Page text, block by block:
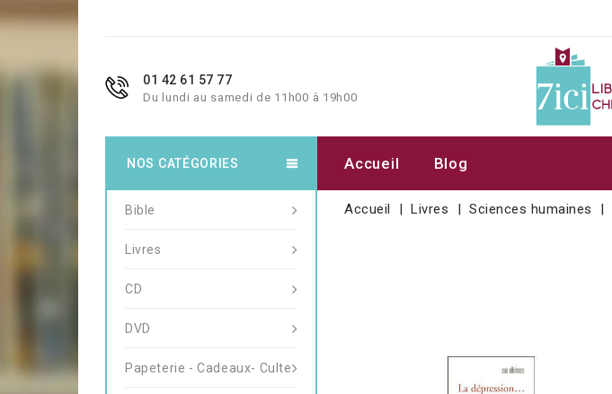
01 42 61 57 77
Du lundi au samedi de 11h00 à 19h00
Accueil Blog
Accueil Livres Sciences humaines
NOS CATÉGORIES
Bible
Livres
CD
DVD
Papeterie - Cadeaux- Culte